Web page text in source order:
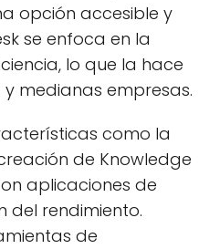
opción accesible y
se enfoca en la
lo que la hace
medianas empresas.
como la
de Knowledge
aplicaciones de
del rendimiento.
de